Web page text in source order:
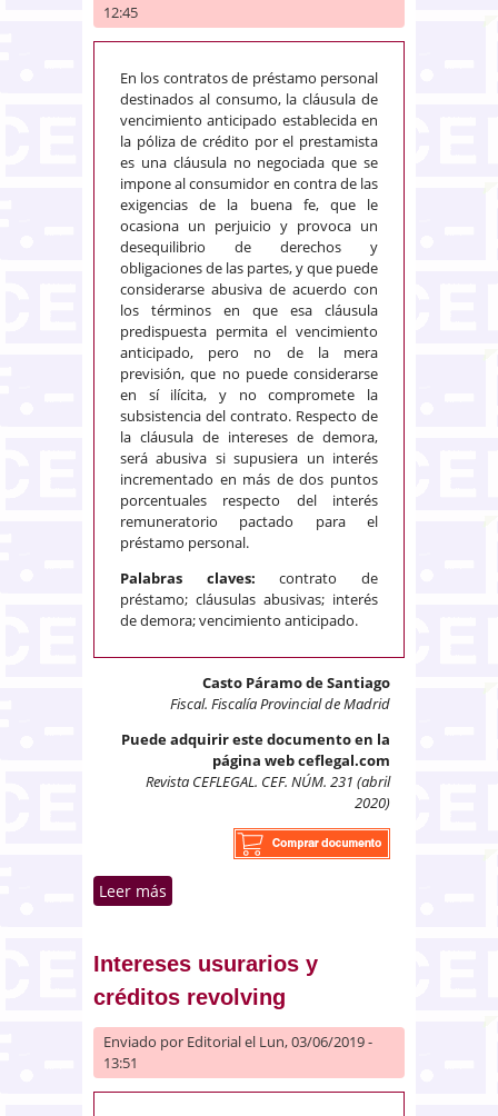
12:45
En los contratos de préstamo personal
destinados al consumo, la cláusula de
vencimiento anticipado establecida en
la póliza de crédito por el prestamista
es una cláusula no negociada que se
impone al consumidor en contra de las
exigencias de la buena fe, que le
ocasiona un perjuicio y provoca un
desequilibrio de derechos y
obligaciones de las partes, y que puede
considerarse abusiva de acuerdo con
los términos en que esa cláusula
predispuesta permita el vencimiento
anticipado, pero no de la mera
previsión, que no puede considerarse
en sí ilícita, y no compromete la
subsistencia del contrato. Respecto de
la cláusula de intereses de demora,
será abusiva si supusiera un interés
incrementado en más de dos puntos
porcentuales respecto del interés
remuneratorio pactado para el
préstamo personal.
Palabras claves:contrato de
préstamo; cláusulas abusivas; interés
de demora; vencimiento anticipado.
Casto Páramo de Santiago
Fiscal. Fiscalía Provincial de Madrid
Puede adquirir este documento en la
página web ceflegal.com
Revista CEFLEGAL. CEF. NÚM. 231 (abril
2020)
Leer más
de demora desproporcionado
Intereses usurarios y
créditos revolving
Enviado por Editorialel Lun, 03/06/2019 -
13:51